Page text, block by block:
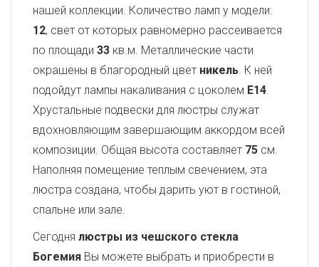
нашей коллекции. Количество ламп у модели:
12, свет от которых равномерно рассеивается
по площади 33 кв.м. Металлические части
окрашены в благородный цвет никель. К ней
подойдут лампы накаливания с цоколем E14.
Хрустальные подвески для люстры служат
вдохновляющим завершающим аккордом всей
композиции. Общая высота составляет 75 см.
Наполняя помещение теплым свечением, эта
люстра создана, чтобы дарить уют в гостиной,
спальне или зале.
Сегодня люстры из чешского стекла
Богемия Вы можете выбрать и приобрести в